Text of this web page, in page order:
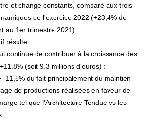
et change constants, comparé aux trois
de l'exercice 2022 (+23,4% de
au 1er trimestre 2021).
résulte :
continue de contribuer à la croissance des
(soit 9,3 millions d'euros) ;
11,5% du fait principalement du maintien
de productions réalisées en faveur de
tel que l'Architecture Tendue vs les
;